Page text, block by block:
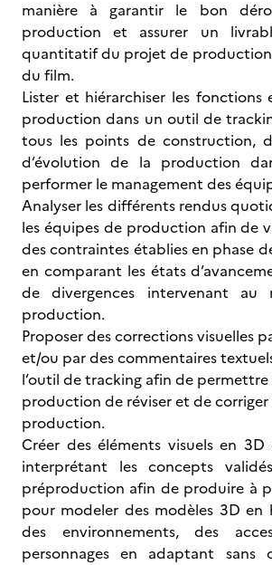
manière à garantir le bon
production et assurer un
quantitatif du projet de
du film.
Lister et hiérarchiser les fonctions
production dans un outil de
tous les points de construction,
d’évolution de la production
performer le management des
Analyser les différents rendus
les équipes de production afin de
des contraintes établies en phase
en comparant les états
de divergences intervenant
production.
Proposer des corrections visuelles
et/ou par des commentaires
l’outil de tracking afin de
production de réviser et de corriger
production.
Créer des éléments visuels en
interprétant les concepts
préproduction afin de produire à
pour modeler des modèles 3D
des environnements, des
personnages en adaptant sans